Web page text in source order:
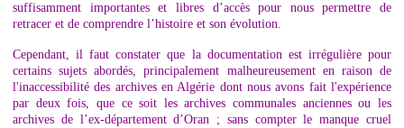
suffisamment importantes et libres d’accès pour nous permettre de
retracer et de comprendre l’histoire et son évolution.
Cependant, il faut constater que la documentation est irrégulière pour
certains sujets abordés, principalement malheureusement en raison de
l'inaccessibilité des archives en Algérie dont nous avons fait l'expérience
par deux fois, que ce soit les archives communales anciennes ou les
archives de l’ex-département d’Oran ; sans compter le manque cruel